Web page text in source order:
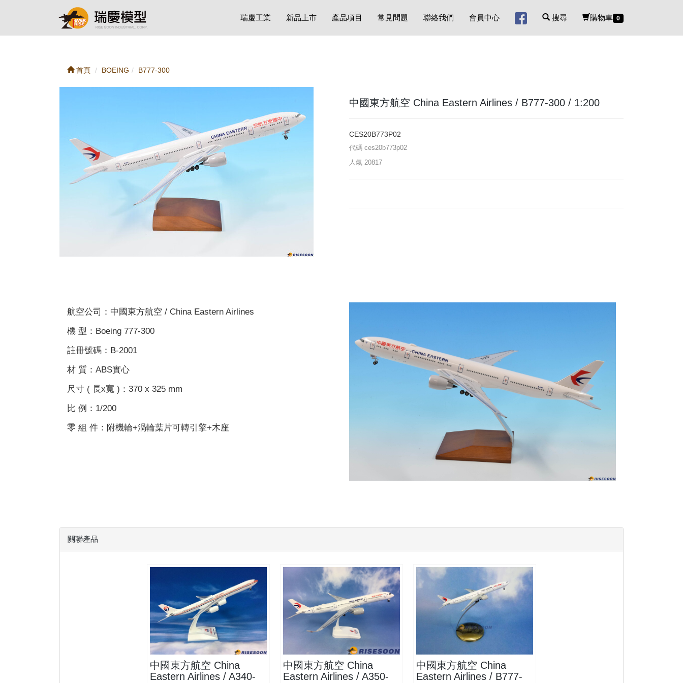
瑞慶工業 新品上市 產品項目 常見問題 聯絡我們 會員中心 搜尋 購物車 0
首頁 BOEING B777-300
中國東方航空 China Eastern Airlines / B777-300 / 1:200
CES20B773P02
代碼 ces20b773p02
人氣 20817
航空公司：中國東方航空 / China Eastern Airlines
機 型：Boeing 777-300
註冊號碼：B-2001
材 質：ABS實心
尺寸 ( 長x寬 )：370 x 325 mm
比 例：1/200
零 組 件：附機輪+渦輪葉片可轉引擎+木座
關聯產品
CES20A346P01
查看
中國東方航空 China
Eastern Airlines / A340-
CES20A359P02
中國東方航空 China
Eastern Airlines / A350-
CES50B773P01 $1800
中國東方航空 China
Eastern Airlines / B777-